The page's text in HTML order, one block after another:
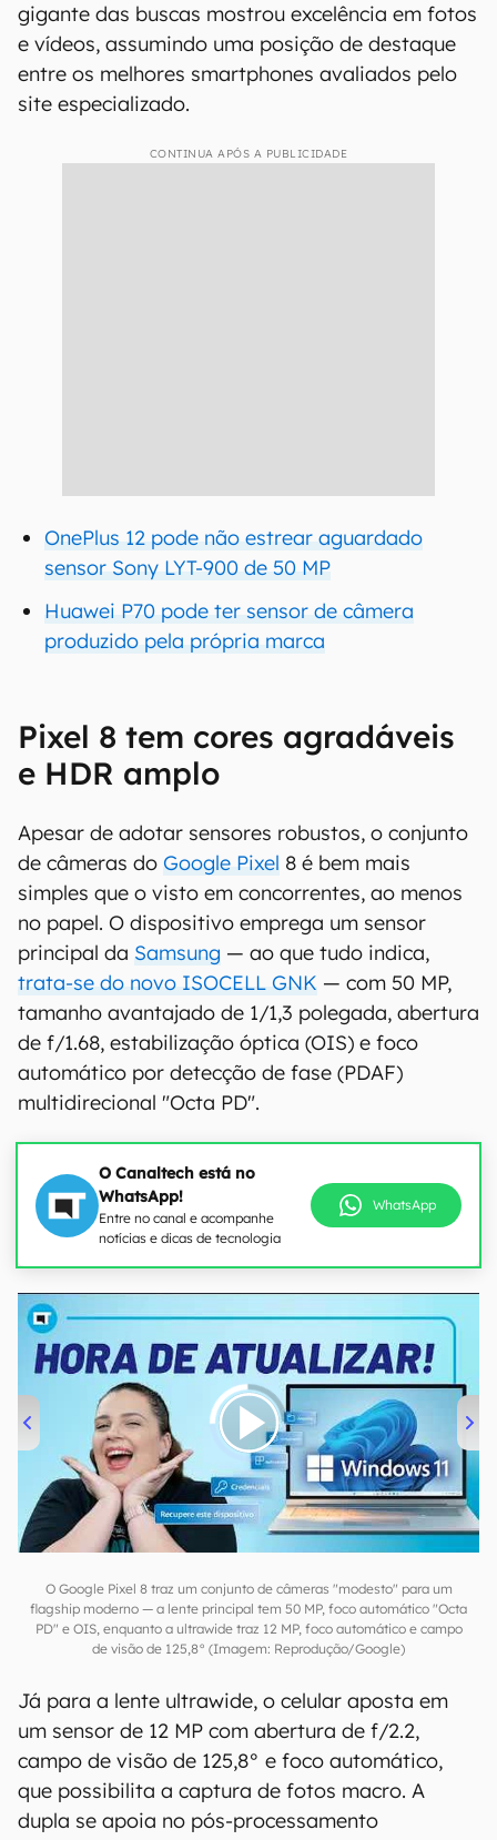
gigante das buscas mostrou excelência em fotos
e vídeos, assumindo uma posição de destaque
entre os melhores smartphones avaliados pelo
site especializado.
CONTINUA APÓS A PUBLICIDADE
OnePlus 12 pode não estrear aguardado
sensor Sony LYT-900 de 50 MP
Huawei P70 pode ter sensor de câmera
produzido pela própria marca
Pixel 8 tem cores agradáveis
e HDR amplo
Apesar de adotar sensores robustos, o conjunto
de câmeras do Google Pixel 8 é bem mais
simples que o visto em concorrentes, ao menos
no papel. O dispositivo emprega um sensor
principal da Samsung — ao que tudo indica,
trata-se do novo ISOCELL GNK — com 50 MP,
tamanho avantajado de 1/1,3 polegada, abertura
de f/1.68, estabilização óptica (OIS) e foco
automático por detecção de fase (PDAF)
multidirecional "Octa PD".
O Canaltech está no
WhatsApp!
Entre no canal e acompanhe
notícias e dicas de tecnologia
WhatsApp
00:00 04:52
O Google Pixel 8 traz um conjunto de câmeras "modesto" para um
flagship moderno — a lente principal tem 50 MP, foco automático "Octa
PD" e OIS, enquanto a ultrawide traz 12 MP, foco automático e campo
de visão de 125,8° (Imagem: Reprodução/Google)
Já para a lente ultrawide, o celular aposta em
um sensor de 12 MP com abertura de f/2.2,
campo de visão de 125,8° e foco automático,
que possibilita a captura de fotos macro. A
dupla se apoia no pós-processamento